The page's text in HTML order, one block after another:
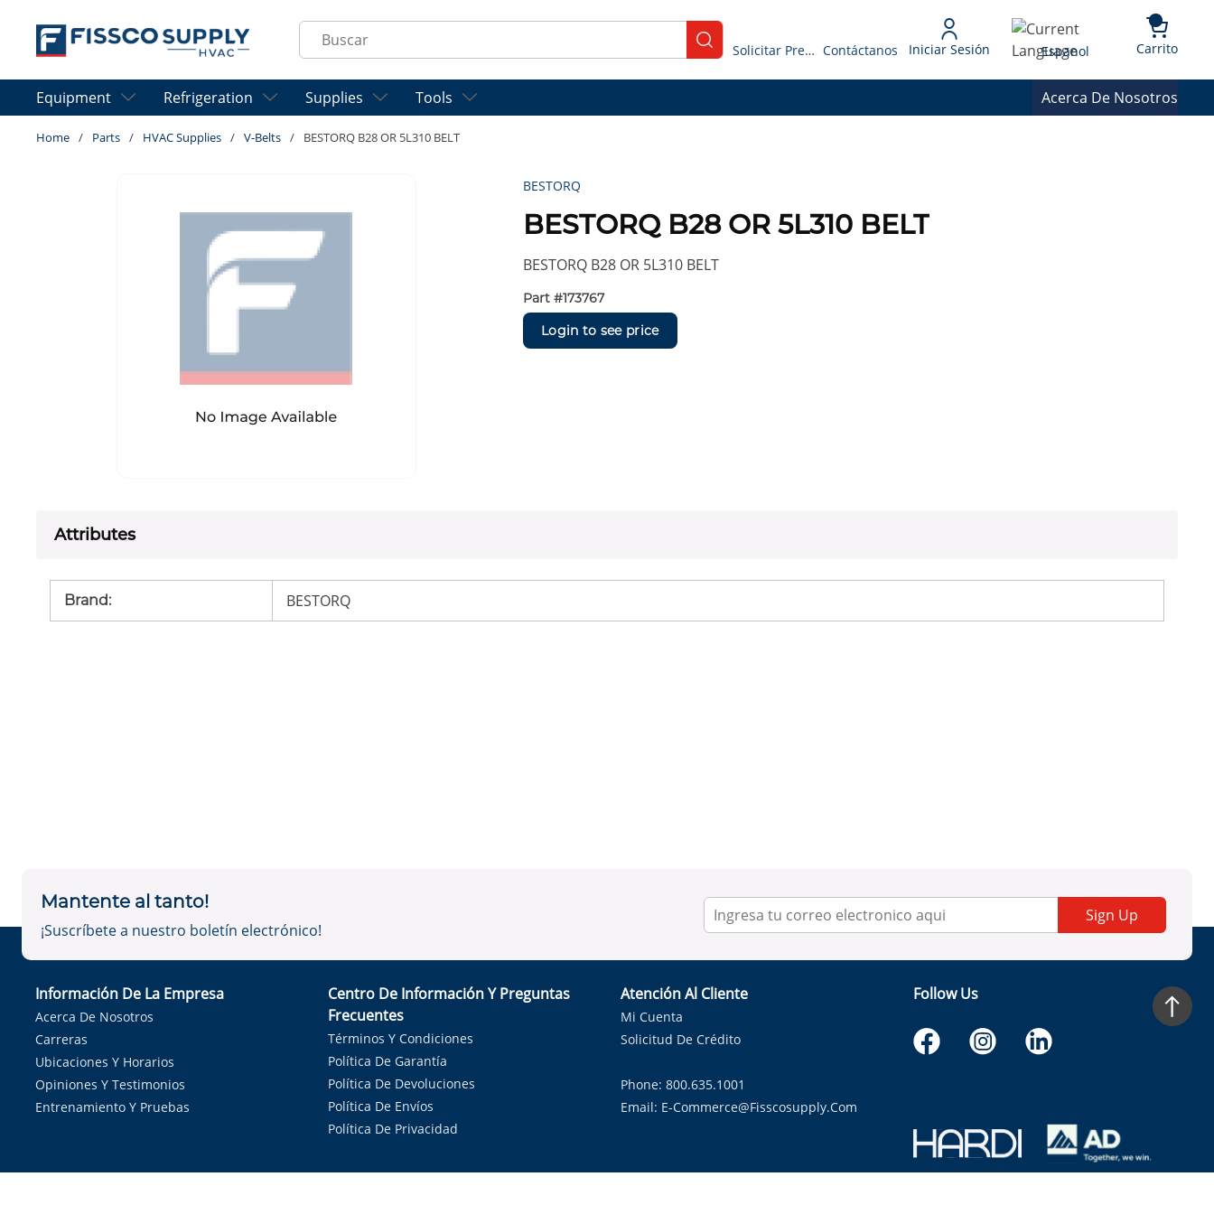
Skip to main content
Site Search
submit search
Solicitar Presupuesto Contáctanos Iniciar Sesión Language
Espanol Carrito{0}
Equipment Refrigeration Supplies Tools Acerca De Nosotros
Home / Parts / HVAC Supplies / V-Belts / BESTORQ B28 OR 5L310 BELT
BESTORQ
BESTORQ B28 OR 5L310 BELT
BESTORQ B28 OR 5L310 BELT
Part #173767
Login to see price
Attributes
Brand: BESTORQ
Mantente al tanto!
¡Suscríbete a nuestro boletín electrónico!
Sign Up
Información De La Empresa
Acerca De Nosotros
Carreras
Ubicaciones Y Horarios
Opiniones Y Testimonios
Entrenamiento Y Pruebas
Centro De Información Y Preguntas
Frecuentes
Términos Y Condiciones
Política De Garantía
Política De Devoluciones
Política De Envíos
Política De Privacidad
Atención Al Cliente
Mi Cuenta
Solicitud De Crédito
Phone: 800.635.1001
Email: E-Commerce@fisscosupply.com
Follow Us